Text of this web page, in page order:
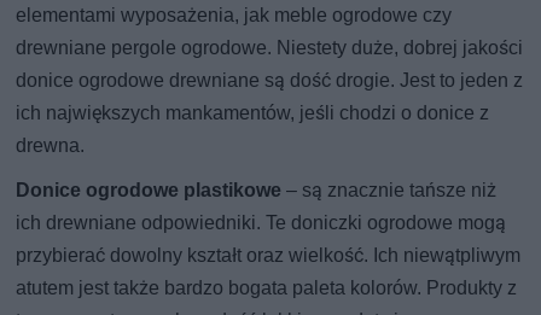
elementami wyposażenia, jak meble ogrodowe czy
drewniane pergole ogrodowe. Niestety duże, dobrej jakości
donice ogrodowe drewniane są dość drogie. Jest to jeden z
ich największych mankamentów, jeśli chodzi o donice z
drewna.
Donice ogrodowe plastikowe – są znacznie tańsze niż
ich drewniane odpowiedniki. Te doniczki ogrodowe mogą
przybierać dowolny kształt oraz wielkość. Ich niewątpliwym
atutem jest także bardzo bogata paleta kolorów. Produkty z